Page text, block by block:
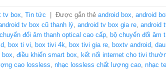
tv box, Tin tức Được gắn thẻ android box, android
tv box cũ thanh lý, android tv box gia re, android
đổi âm thanh optical cao cấp, bộ chuyển đổi âm
, box ti vi, box tivi 4k, box tivi gia re, boxtv android,
box, điều khiển smart box, kết nối internet cho tivi
cao lossless, nhạc lossless chất lượng cao, nhạc